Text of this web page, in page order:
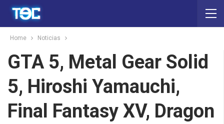
Home Noticias
GTA 5, Metal Gear Solid
5, Hiroshi Yamauchi,
Final Fantasy XV, Dragon